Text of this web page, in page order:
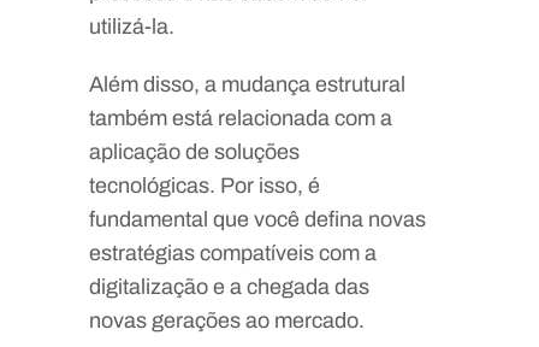
utilizá-la.
Além disso, a mudança estrutural
também está relacionada com a
aplicação de soluções
tecnológicas. Por isso, é
fundamental que você defina novas
estratégias compatíveis com a
digitalização e a chegada das
novas gerações ao mercado.